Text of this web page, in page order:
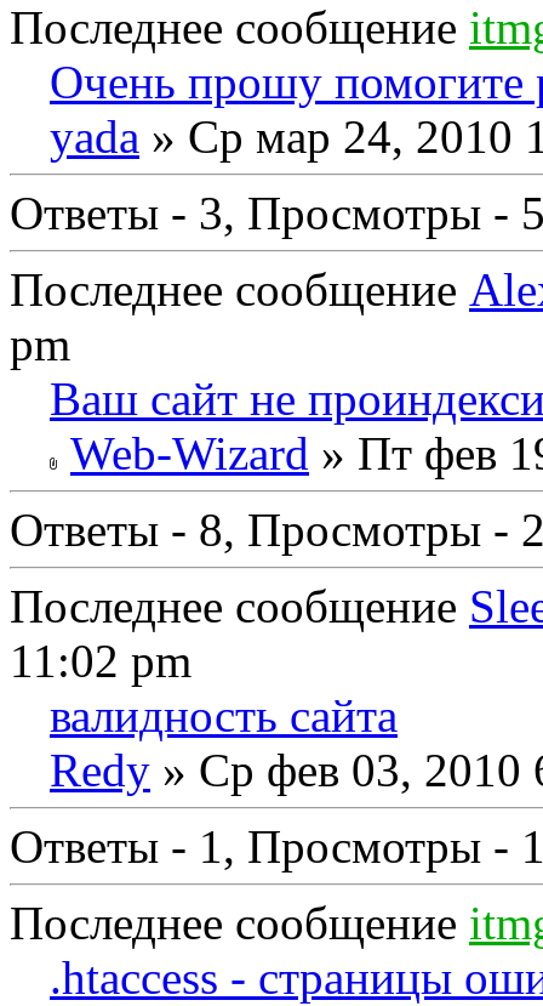
Последнее сообщение
Очень прошу помогите
yada » Ср мар 24, 2010
Ответы - 3, Просмотры -
Последнее сообщение
pm
Ваш сайт не
Web-Wizard » Пт фев
Ответы - 8, Просмотры -
Последнее сообщение
11:02 pm
валидность сайта
Redy » Ср фев 03, 2010
Ответы - 1, Просмотры -
Последнее сообщение
.htaccess - страницы